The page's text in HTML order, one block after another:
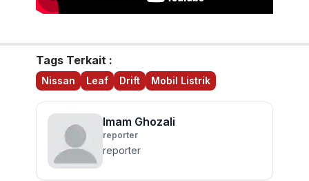
Tags Terkait :
Nissan Leaf Drift Mobil Listrik
Imam Ghozali
reporter
reporter